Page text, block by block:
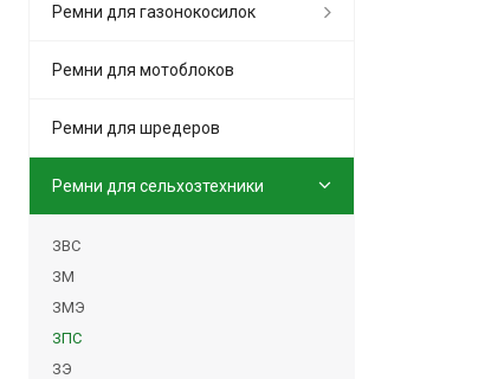
Ремни для газонокосилок
Ремни для мотоблоков
Ремни для шредеров
Ремни для сельхозтехники
ЗВС
ЗМ
ЗМЭ
ЗПС
ЗЭ